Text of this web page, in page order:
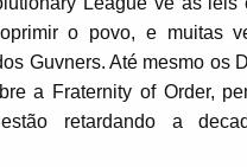
o povo, e muitas
Guvners. Até mesmo os
a Fraternity of Order,
retardando a